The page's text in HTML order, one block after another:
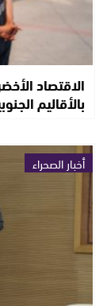
الاقتصاد
بالأقاليم
أخبار الصحراء